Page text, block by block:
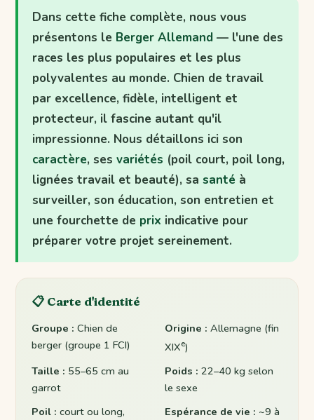
Dans cette fiche complète, nous vous
présentons le Berger Allemand — l'une des
races les plus populaires et les plus
polyvalentes au monde. Chien de travail
par excellence, fidèle, intelligent et
protecteur, il fascine autant qu'il
impressionne. Nous détaillons ici son
caractère, ses variétés (poil court, poil long,
lignées travail et beauté), sa santé à
surveiller, son éducation, son entretien et
une fourchette de prix indicative pour
préparer votre projet sereinement.
📋 Carte d'identité
Groupe : Chien de
berger (groupe 1 FCI)
Origine : Allemagne (fin
XIXe)
Taille : 55–65 cm au
garrot
Poids : 22–40 kg selon
le sexe
Poil : court ou long,
Espérance de vie : ~9 à